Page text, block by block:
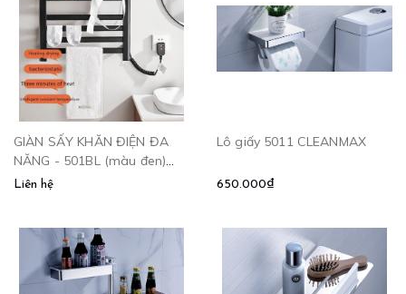
GIÀN SẤY KHĂN ĐIỆN ĐA
NĂNG - 501BL (màu đen)
CLEANMAX
Liên hệ
Lô giấy 5011 CLEANMAX
650.000₫